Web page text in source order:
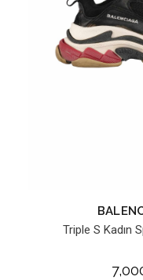
Triple S Kadın